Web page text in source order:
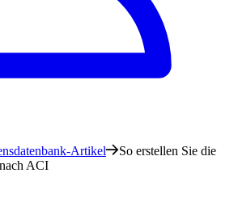
Artikel
So erstellen Sie die
ACI